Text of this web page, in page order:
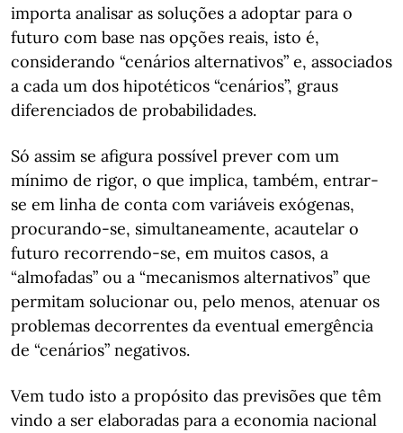
importa analisar as soluções a adoptar para o
futuro com base nas opções reais, isto é,
considerando “cenários alternativos” e, associados
a cada um dos hipotéticos “cenários”, graus
diferenciados de probabilidades.
Só assim se afigura possível prever com um
mínimo de rigor, o que implica, também, entrar-
se em linha de conta com variáveis exógenas,
procurando-se, simultaneamente, acautelar o
futuro recorrendo-se, em muitos casos, a
“almofadas” ou a “mecanismos alternativos” que
permitam solucionar ou, pelo menos, atenuar os
problemas decorrentes da eventual emergência
de “cenários” negativos.
Vem tudo isto a propósito das previsões que têm
vindo a ser elaboradas para a economia nacional